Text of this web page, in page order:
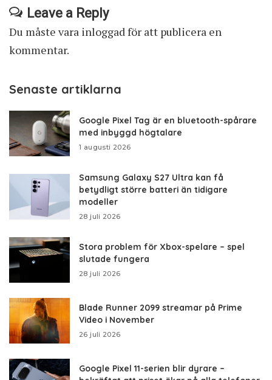
Leave a Reply
Du måste vara inloggadför att publicera en
kommentar.
Senaste artiklarna
Google Pixel Tag är en bluetooth-spårare
med inbyggd högtalare
1 augusti 2026
Samsung Galaxy S27 Ultra kan få
betydligt större batteri än tidigare
modeller
28 juli 2026
Stora problem för Xbox-spelare – spel
slutade fungera
28 juli 2026
Blade Runner 2099 streamar på Prime
Video i November
26 juli 2026
Google Pixel 11-serien blir dyrare –